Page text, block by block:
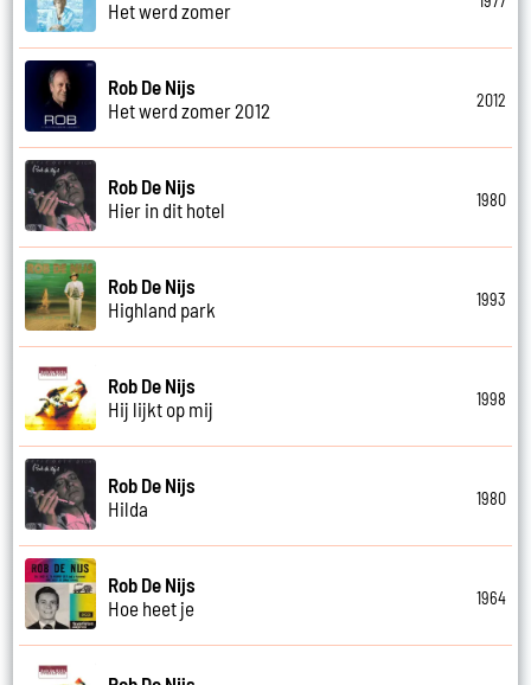
Het werd zomer
Rob De Nijs
Het werd zomer 2012
2012
Rob De Nijs
Hier in dit hotel
1980
Rob De Nijs
Highland park
1993
Rob De Nijs
Hij lijkt op mij
1998
Rob De Nijs
Hilda
1980
Rob De Nijs
Hoe heet je
1964